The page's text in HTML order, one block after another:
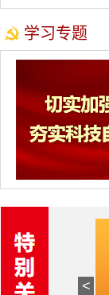
学习专题
<